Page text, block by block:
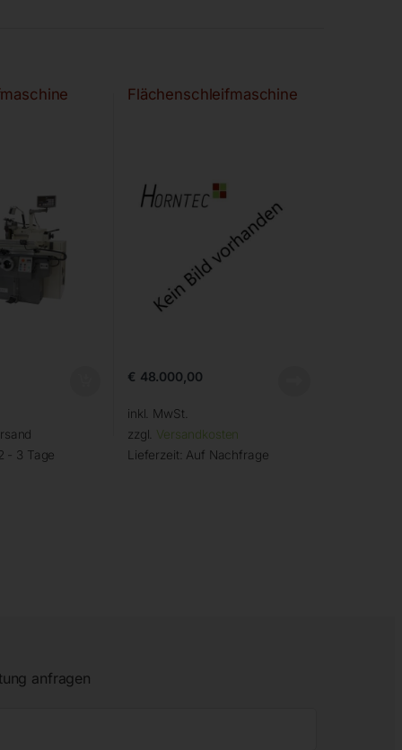
- 3 Tage
Flächenschleifmaschine
€ 48.000,00
inkl. MwSt.
zzgl. Versandkosten
Lieferzeit: Auf Nachfrage
anfragen